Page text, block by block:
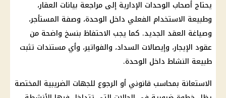
يحتاج أصحاب الوحدات الإدارية إلى مراجعة بيانات العقار،
وطبيعة الاستخدام الفعلي داخل الوحدة، وصفة المستأجر،
وصياغة العقد الجديد. كما يجب الاحتفاظ بنسخ واضحة من
عقود الإيجار، وإيصالات السداد، والفواتير، وأي مستندات تثبت
طبيعة النشاط داخل الوحدة.
الاستعانة بمحاسب قانوني أو الرجوع للجهات الضريبية المختصة